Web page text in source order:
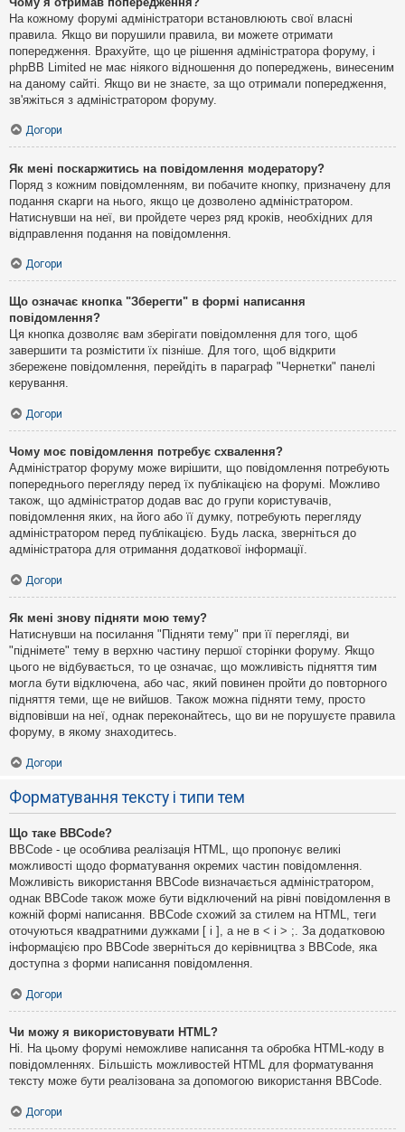
На кожному форумі адміністратори встановлюють свої власні
правила. Якщо ви порушили правила, ви можете отримати
попередження. Врахуйте, що це рішення адміністратора форуму, і
phpBB Limited не має ніякого відношення до попереджень, винесеним
на даному сайті. Якщо ви не знаєте, за що отримали попередження,
зв'яжіться з адміністратором форуму.
Догори
Як мені поскаржитись на повідомлення модератору?
Поряд з кожним повідомленням, ви побачите кнопку, призначену для
подання скарги на нього, якщо це дозволено адміністратором.
Натиснувши на неї, ви пройдете через ряд кроків, необхідних для
відправлення подання на повідомлення.
Догори
Що означає кнопка "Зберегти" в формі написання
повідомлення?
Ця кнопка дозволяє вам зберігати повідомлення для того, щоб
завершити та розмістити їх пізніше. Для того, щоб відкрити
збережене повідомлення, перейдіть в параграф "Чернетки" панелі
керування.
Догори
Чому моє повідомлення потребує схвалення?
Адміністратор форуму може вирішити, що повідомлення потребують
попереднього перегляду перед їх публікацією на форумі. Можливо
також, що адміністратор додав вас до групи користувачів,
повідомлення яких, на його або її думку, потребують перегляду
адміністратором перед публікацією. Будь ласка, зверніться до
адміністратора для отримання додаткової інформації.
Догори
Як мені знову підняти мою тему?
Натиснувши на посилання "Підняти тему" при її перегляді, ви
"піднімете" тему в верхню частину першої сторінки форуму. Якщо
цього не відбувається, то це означає, що можливість підняття тим
могла бути відключена, або час, який повинен пройти до повторного
підняття теми, ще не вийшов. Також можна підняти тему, просто
відповівши на неї, однак переконайтесь, що ви не порушуєте правила
форуму, в якому знаходитесь.
Догори
Форматування тексту і типи тем
Що таке BBCode?
BBCode - це особлива реалізація HTML, що пропонує великі
можливості щодо форматування окремих частин повідомлення.
Можливість використання BBCode визначається адміністратором,
однак BBCode також може бути відключений на рівні повідомлення в
кожній формі написання. BBCode схожий за стилем на HTML, теги
оточуються квадратними дужками [ і ], а не в < і > ;. За додатковою
інформацією про BBCode зверніться до керівництва з BBCode, яка
доступна з форми написання повідомлення.
Догори
Чи можу я використовувати HTML?
Ні. На цьому форумі неможливе написання та обробка HTML-коду в
повідомленнях. Більшість можливостей HTML для форматування
тексту може бути реалізована за допомогою використання BBCode.
Догори